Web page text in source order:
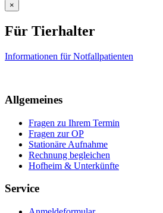
×
Für Tierhalter
Informationen für Notfallpatienten
Allgemeines
Fragen zu Ihrem Termin
Fragen zur OP
Stationäre Aufnahme
Rechnung begleichen
Hofheim & Unterkünfte
Service